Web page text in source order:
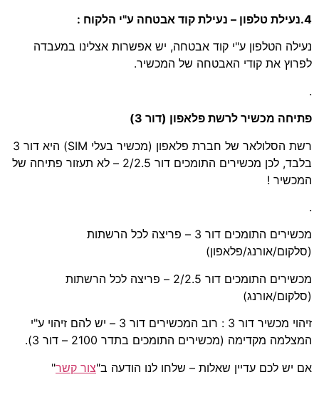
4.נעילת טלפון – נעילת קוד אבטחה ע"י הלקוח :
נעילה הטלפון ע"י קוד אבטחה, יש אפשרות אצלינו במעבדה
לפרוץ את קודי האבטחה של המכשיר.
.
פתיחה מכשיר לרשת פלאפון (דור 3)
רשת הסלולאר של חברת פלאפון (מכשיר בעלי SIM) היא דור 3
בלבד, לכן מכשירים התומכים דור 2/2.5 – לא תעזור פתיחה של
המכשיר !
.
מכשירים התומכים דור 3 – פריצה לכל הרשתות
(סלקום/אורנג/פלאפון)
מכשירים התומכים דור 2/2.5 – פריצה לכל הרשתות
(סלקום/אורנג)
זיהוי מכשיר דור 3 : רוב המכשירים דור 3 – יש להם זיהוי ע"י
המצלמה מקדימה (מכשירים התומכים בתדר 2100 – דור 3).
אם יש לכם עדיין שאלות – שלחו לנו הודעה ב"צור קשר"